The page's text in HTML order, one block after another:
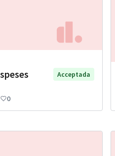
Acceptada
0